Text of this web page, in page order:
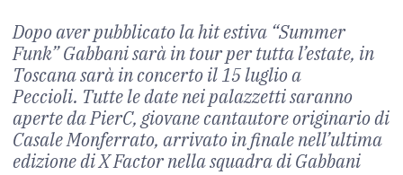
Dopo aver pubblicato la hit estiva “Summer
Funk” Gabbani sarà in tour per tutta l’estate, in
Toscana sarà in concerto il 15 luglio a
Peccioli. Tutte le date nei palazzetti saranno
aperte da PierC, giovane cantautore originario di
Casale Monferrato, arrivato in finale nell’ultima
edizione di X Factor nella squadra di Gabbani